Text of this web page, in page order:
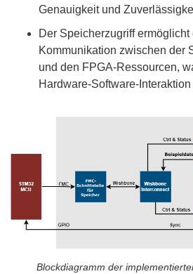
Genauigkeit und
Der Speicherzugriff
Kommunikation zwischen der
und den FPGA-Ressourcen,
Hardware-Software-
Blockdiagramm der